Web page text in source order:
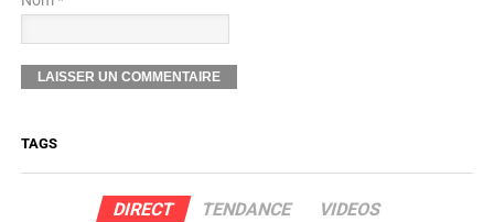
TAGS
DIRECT TENDANCE VIDEOS